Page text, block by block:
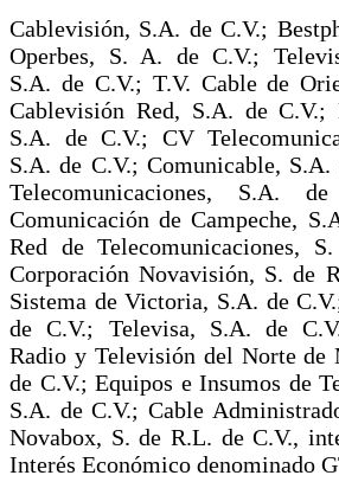
Cablevisión, S.A. de C.V.;
Operbes, S. A. de C.V.;
S.A. de C.V.; T.V. Cable de
Cablevisión Red, S.A. de
S.A. de C.V.; CV
S.A. de C.V.; Comunicable, S.A.
Telecomunicaciones, S.A.
Comunicación de Campeche,
Red de Telecomunicaciones,
Corporación Novavisión, S. de
Sistema de Victoria, S.A. de
de C.V.; Televisa, S.A. de
Radio y Televisión del Norte de
de C.V.; Equipos e Insumos de
S.A. de C.V.; Cable
Novabox, S. de R.L. de C.V.,
Interés Económico denominado